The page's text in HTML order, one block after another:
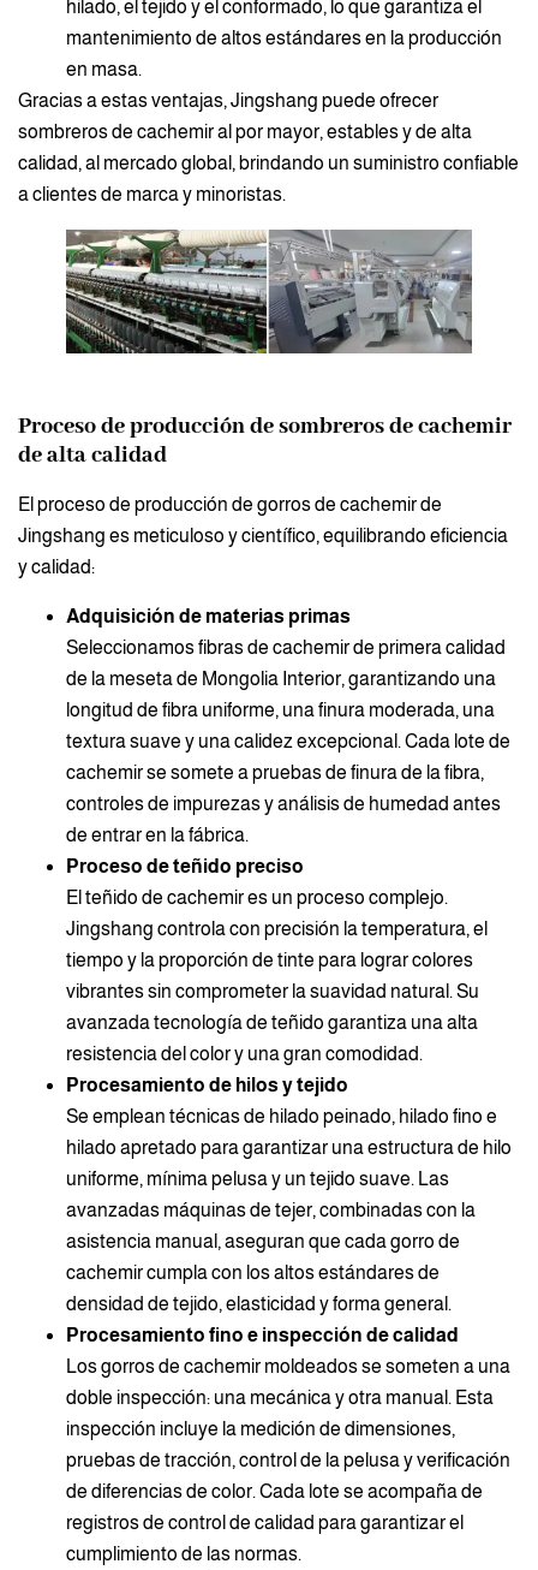
hilado, el tejido y el conformado, lo que garantiza el
mantenimiento de altos estándares en la producción
en masa.
Gracias a estas ventajas, Jingshang puede ofrecer
sombreros de cachemir al por mayor, estables y de alta
calidad, al mercado global, brindando un suministro confiable
a clientes de marca y minoristas.
Proceso de producción de sombreros de cachemir
de alta calidad
El proceso de producción de gorros de cachemir de
Jingshang es meticuloso y científico, equilibrando eficiencia
y calidad:
Adquisición de materias primas
Seleccionamos fibras de cachemir de primera calidad
de la meseta de Mongolia Interior, garantizando una
longitud de fibra uniforme, una finura moderada, una
textura suave y una calidez excepcional. Cada lote de
cachemir se somete a pruebas de finura de la fibra,
controles de impurezas y análisis de humedad antes
de entrar en la fábrica.
Proceso de teñido preciso
El teñido de cachemir es un proceso complejo.
Jingshang controla con precisión la temperatura, el
tiempo y la proporción de tinte para lograr colores
vibrantes sin comprometer la suavidad natural. Su
avanzada tecnología de teñido garantiza una alta
resistencia del color y una gran comodidad.
Procesamiento de hilos y tejido
Se emplean técnicas de hilado peinado, hilado fino e
hilado apretado para garantizar una estructura de hilo
uniforme, mínima pelusa y un tejido suave. Las
avanzadas máquinas de tejer, combinadas con la
asistencia manual, aseguran que cada gorro de
cachemir cumpla con los altos estándares de
densidad de tejido, elasticidad y forma general.
Procesamiento fino e inspección de calidad
Los gorros de cachemir moldeados se someten a una
doble inspección: una mecánica y otra manual. Esta
inspección incluye la medición de dimensiones,
pruebas de tracción, control de la pelusa y verificación
de diferencias de color. Cada lote se acompaña de
registros de control de calidad para garantizar el
cumplimiento de las normas.